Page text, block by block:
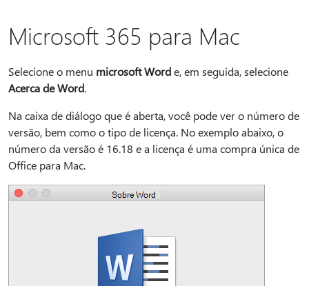
Microsoft 365 para Mac
Selecione o menu microsoft Worde, em seguida, selecione
Acerca de Word.
Na caixa de diálogo que é aberta, você pode ver o número de
versão, bem como o tipo de licença. No exemplo abaixo, o
número da versão é 16.18 e a licença é uma compra única de
Office para Mac.